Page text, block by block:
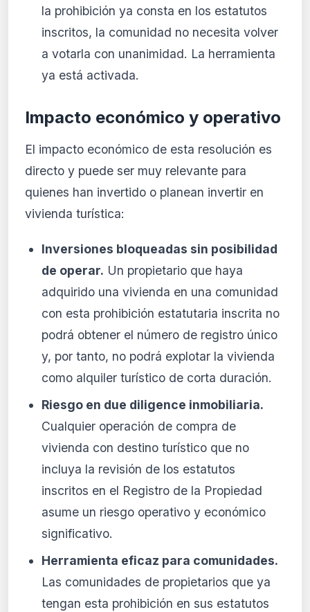
la prohibición ya consta en los estatutos
inscritos, la comunidad no necesita volver
a votarla con unanimidad. La herramienta
ya está activada.
Impacto económico y operativo
El impacto económico de esta resolución es
directo y puede ser muy relevante para
quienes han invertido o planean invertir en
vivienda turística:
Inversiones bloqueadas sin posibilidad
de operar. Un propietario que haya
adquirido una vivienda en una comunidad
con esta prohibición estatutaria inscrita no
podrá obtener el número de registro único
y, por tanto, no podrá explotar la vivienda
como alquiler turístico de corta duración.
Riesgo en due diligence inmobiliaria.
Cualquier operación de compra de
vivienda con destino turístico que no
incluya la revisión de los estatutos
inscritos en el Registro de la Propiedad
asume un riesgo operativo y económico
significativo.
Herramienta eficaz para comunidades.
Las comunidades de propietarios que ya
tengan esta prohibición en sus estatutos